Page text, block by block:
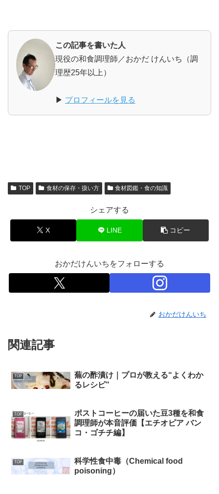
この記事を書いた人
現役の和食調理師／おかだ けんいち（調
理歴25年以上）
▶ プロフィールを見る
TOP 食材の保存・扱い方 食材図鑑・食の知識
シェアする
X LINE コピー
おかだけんいちをフォローする
おかだけんいち
関連記事
TOP
蕪の酢漬け｜プロが教える“よくわか
るレシピ”
TOP
ポストコーヒーの届いた豆3種を和食
調理師が本音評価【エチオピア バン
コ・ゴチチ編】
TOP
科学性食中毒（Chemical food
poisoning）